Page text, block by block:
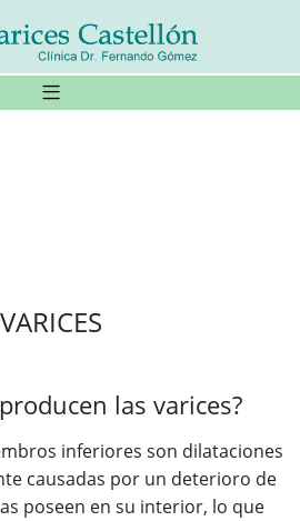
VARICES
las varices?
inferiores son dilataciones
causadas por un deterioro de
poseen en su interior, lo que